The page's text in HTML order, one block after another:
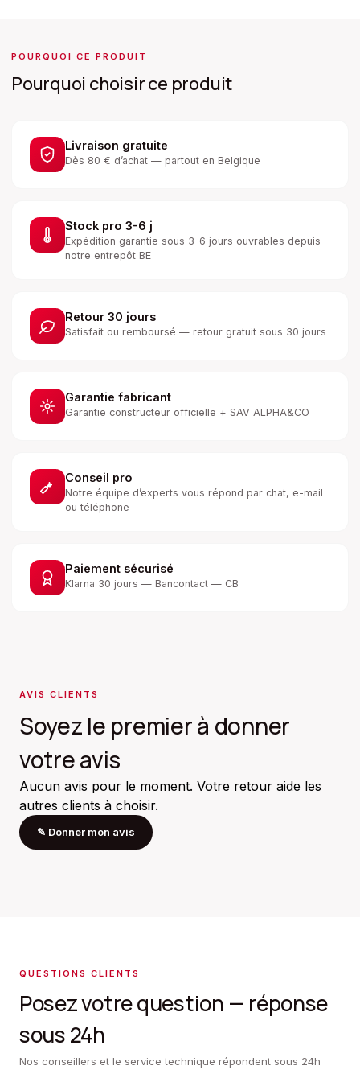
POURQUOI CE PRODUIT
Pourquoi choisir ce produit
Livraison gratuite
Dès 80 € d’achat — partout en Belgique
Stock pro 3-6 j
Expédition garantie sous 3-6 jours ouvrables depuis
notre entrepôt BE
Retour 30 jours
Satisfait ou remboursé — retour gratuit sous 30 jours
Garantie fabricant
Garantie constructeur officielle + SAV ALPHA&CO
Conseil pro
Notre équipe d’experts vous répond par chat, e-mail
ou téléphone
Paiement sécurisé
Klarna 30 jours — Bancontact — CB
AVIS CLIENTS
Soyez le premier à donner
votre avis
Aucun avis pour le moment. Votre retour aide les
autres clients à choisir.
✎ Donner mon avis
QUESTIONS CLIENTS
Posez votre question — réponse
sous 24h
Nos conseillers et le service technique répondent sous 24h